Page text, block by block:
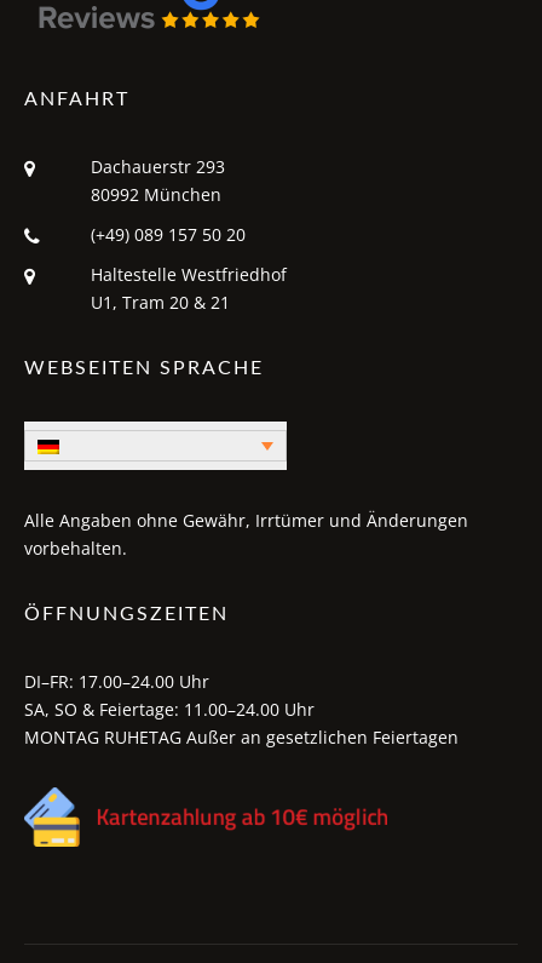
ANFAHRT
Dachauerstr 293
80992 München
(+49) 089 157 50 20
Haltestelle Westfriedhof
U1, Tram 20 & 21
WEBSEITEN SPRACHE
Alle Angaben ohne Gewähr, Irrtümer und Änderungen
vorbehalten.
ÖFFNUNGSZEITEN
DI–FR: 17.00–24.00 Uhr
SA, SO & Feiertage: 11.00–24.00 Uhr
MONTAG RUHETAG Außer an gesetzlichen Feiertagen